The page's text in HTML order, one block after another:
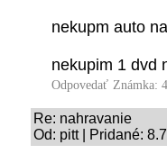
nekupm auto
nekupim 1 dvd
Odpovedať Známka:
Re: nahravanie
Od: pitt | Pridané: